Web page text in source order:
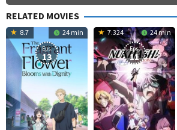
RELATED MOVIES
8.7 24 min
Eps:
13
7.324 24 min
Eps:
11